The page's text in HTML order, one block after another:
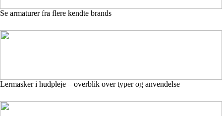
Se armaturer fra flere kendte brands
Lermasker i hudpleje – overblik over typer og anvendelse